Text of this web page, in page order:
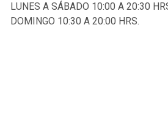
LUNES A SÁBADO 10:00 A 20:30
DOMINGO 10:30 A 20:00 HRS.